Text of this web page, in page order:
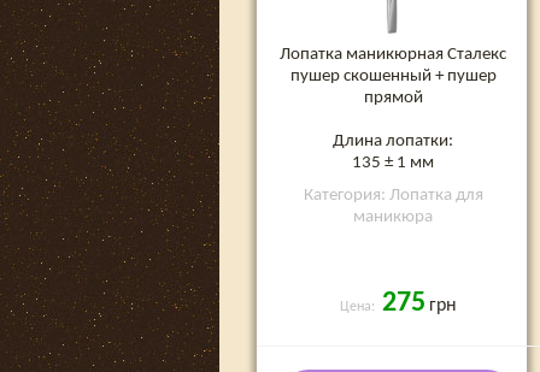
Лопатка маникюрная Сталекс
пушер скошенный + пушер
прямой
Длина лопатки:
135 ± 1 мм
Категория: Лопатка для
маникюра
Цена: 275 грн